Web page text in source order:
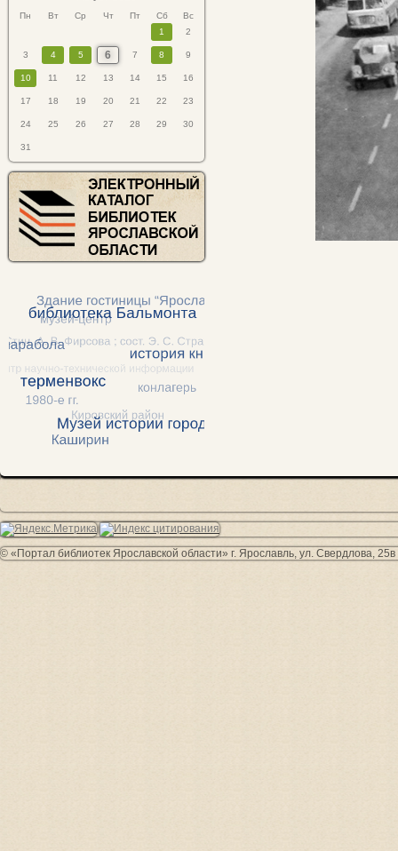
Пн Вт Ср Чт Пт Сб
Вс
1
2
3 4 5 6 7 8 9
10 11 12 13 14 15 16
17 18 19 20 21 22 23
24 25 26 27 28 29 30
31
© «Портал библиотек Ярославской области» г. Ярославль, ул. Свердлова,